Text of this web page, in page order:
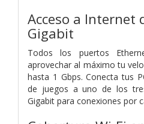
Acceso a Internet
Gigabit
Todos los puertos
aprovechar al máximo tu
hasta 1 Gbps. Conecta tus
de juegos a uno de los
Gigabit para conexiones por